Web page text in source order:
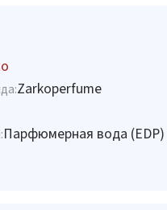
Zarkoperfume
Парфюмерная вода (EDP)